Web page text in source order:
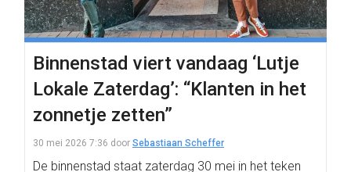
Binnenstad viert vandaag ‘Lutje
Lokale Zaterdag’: “Klanten in het
zonnetje zetten”
30 mei 2026 7:36 door Sebastiaan Scheffer
De binnenstad staat zaterdag 30 mei in het teken